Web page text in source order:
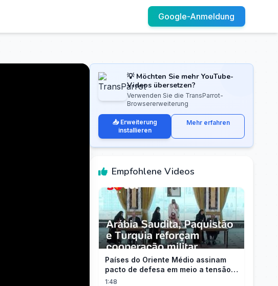
Google-Anmeldung
💡 Möchten Sie mehr YouTube-
Videos übersetzen?
Verwenden Sie die TransParrot-
Browsererweiterung
📥 Erweiterung
installieren
Mehr erfahren
Empfohlene Videos
Países do Oriente Médio assinam
pacto de defesa em meio a tensão
com Irã
1:48